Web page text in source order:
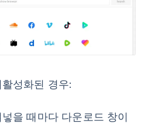
성화된 경우:
을 때마다 다운로드 창이